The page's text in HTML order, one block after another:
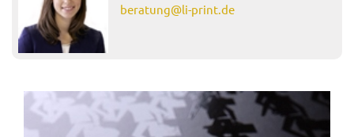
beratung@li-print.de